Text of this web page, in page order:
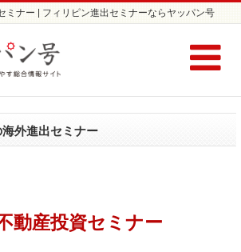
ミナー | フィリピン進出セミナーならヤッパン号
外進出セミナー
動産投資セミナー